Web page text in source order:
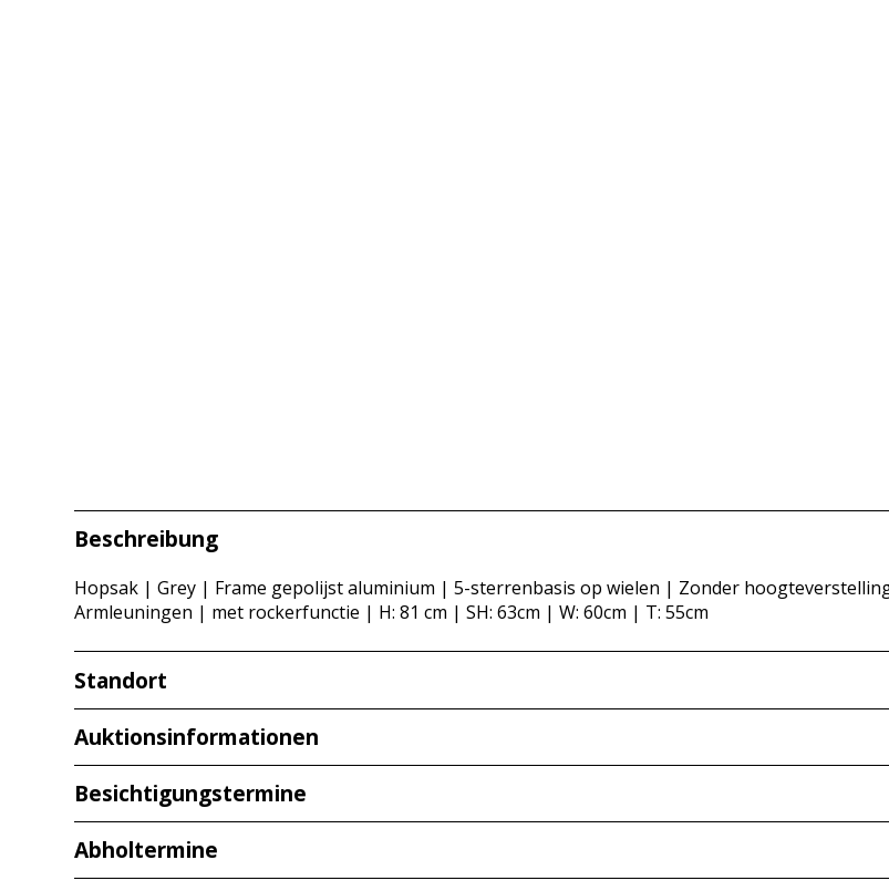
Beschreibung
Hopsak | Grey | Frame gepolijst aluminium | 5-sterrenbasis op wielen | Zonder
Armleuningen | met rockerfunctie | H: 81 cm | SH: 63cm | W: 60cm | T: 55cm
Standort
Redcarstraße 3
53842 Troisdorf
Auktionsinformationen
Kijken op
Wij raden u altijd aan om de artikelen te bekijken, zodat u er een visuele indruk van kunt krijgen
Besichtigungstermine
Dinsdag07-07-2026
Wo, 08-07-2026van10:00 tot 14:00 uur
Abholtermine